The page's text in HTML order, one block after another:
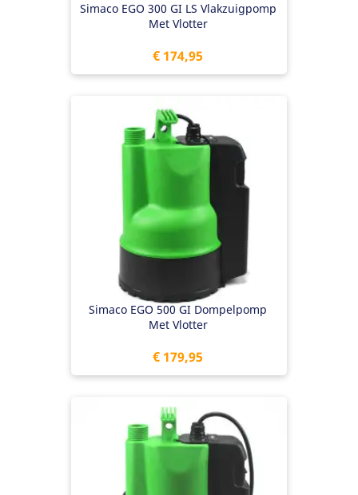
Simaco EGO 300 GI LS Vlakzuigpomp
Met Vlotter
Prijs
€ 174,95
Simaco EGO 500 GI Dompelpomp
Met Vlotter
Prijs
€ 179,95